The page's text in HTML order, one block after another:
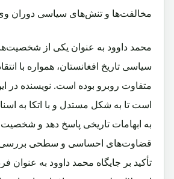
مخالفت‌ها و تنش‌های سیاسی دوران وی
محمد داوود به عنوان یکی از
سیاسی تاریخ افغانستان، همواره با
متفاوت روبرو بوده است. نویسنده در
است تا به شکل مستدل و با اتکا به
به ابهامات تاریخی پاسخ دهد و شخصیت
قضاوت‌های احساسی و سطحی بررسی
تأکید بر جایگاه محمد داوود به عنوان